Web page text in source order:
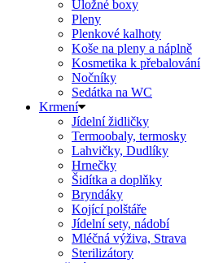
Úložné boxy
Pleny
Plenkové kalhoty
Koše na pleny a náplně
Kosmetika k přebalování
Nočníky
Sedátka na WC
Krmení
Jídelní židličky
Termoobaly, termosky
Lahvičky, Dudlíky
Hrnečky
Šidítka a doplňky
Bryndáky
Kojící polštáře
Jídelní sety, nádobí
Mléčná výživa, Strava
Sterilizátory